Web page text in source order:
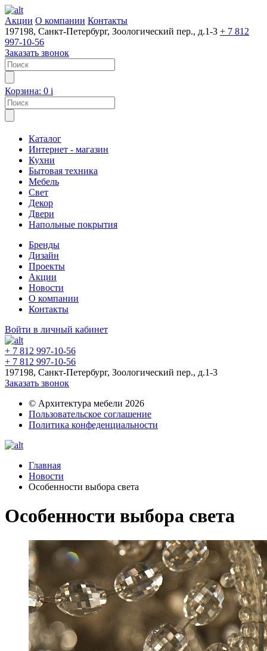
Акции О компании Контакты
197198, Санкт-Петербург, Зоологический пер., д.1-3 + 7 812
997-10-56
Заказать звонок
Корзина: 0 i
Каталог
Интернет - магазин
Кухни
Бытовая техника
Мебель
Свет
Декор
Двери
Напольные покрытия
Бренды
Дизайн
Проекты
Акции
Новости
О компании
Контакты
Войти в личный кабинет
+ 7 812 997-10-56
+ 7 812 997-10-56
197198, Санкт-Петербург, Зоологический пер., д.1-3
Заказать звонок
© Архитектура мебели 2026
Пользовательское соглашение
Политика конфеденциальности
Главная
Новости
Особенности выбора света
Особенности выбора света